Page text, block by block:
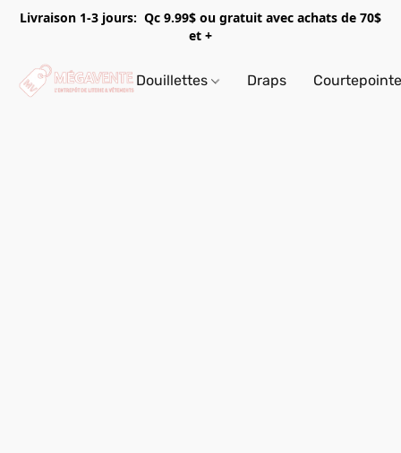
Livraison 1-3 jours: Qc 9.99$ ou gratuit avec achats de 70$
et +
Douillettes Draps